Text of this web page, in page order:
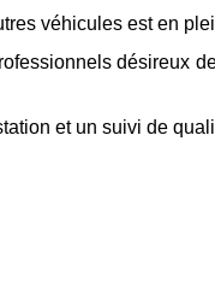
véhicules est en
désireux
et un suivi de